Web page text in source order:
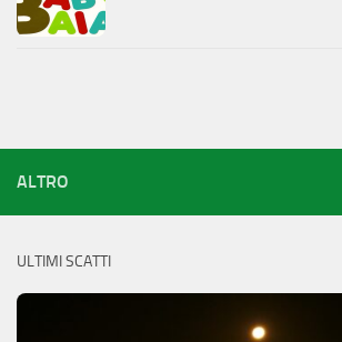
ALTRO
ULTIMI SCATTI